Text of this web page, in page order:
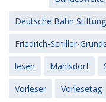
Deutsche Bahn Stiftung
Friedrich-Schiller-
lesen
Mahlsdorf
Vorleser
Vorlesetag